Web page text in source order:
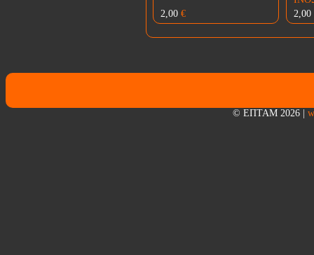
2,00 €
2,00
© ΕΠΤΑΜ 2026 |